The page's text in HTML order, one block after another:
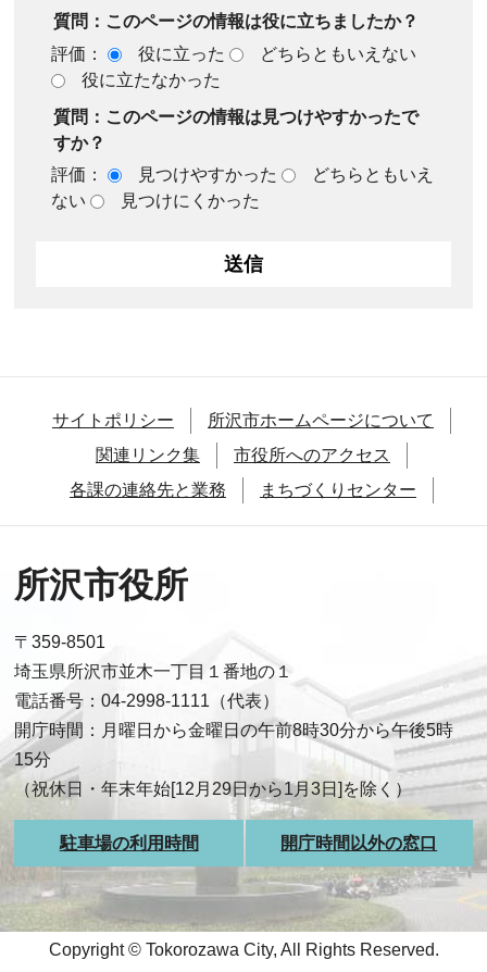
質問：このページの情報は役に立ちましたか？
評価：
役に立った
どちらともいえない
役に立たなかった
質問：このページの情報は見つけやすかったで
すか？
評価：
見つけやすかった
どちらともいえ
ない
見つけにくかった
サイトポリシー
所沢市ホームページについて
関連リンク集
市役所へのアクセス
各課の連絡先と業務
まちづくりセンター
所沢市役所
〒359-8501
埼玉県所沢市並木一丁目１番地の１
電話番号：04-2998-1111（代表）
開庁時間：月曜日から金曜日の午前8時30分から午後5時
15分
（祝休日・年末年始[12月29日から1月3日]を除く）
駐車場の利用時間 開庁時間以外の窓口
Copyright © Tokorozawa City, All Rights Reserved.